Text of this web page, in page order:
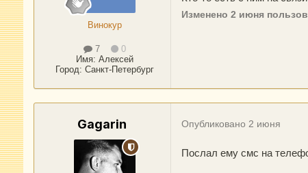
Винокур
7
0
Имя:Алексей
Город:Санкт-Петербург
Изменено 2 июня
Gagarin Опубликовано 2 июня
Послал ему смс на